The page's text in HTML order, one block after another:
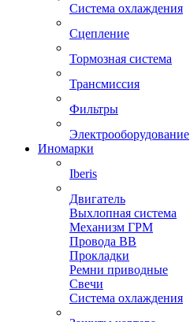
Система охлаждения
Сцепление
Тормозная система
Трансмиссия
Фильтры
Электрооборудование
Иномарки
Iberis
Двигатель
Выхлопная система
Механизм ГРМ
Провода ВВ
Прокладки
Ремни приводные
Свечи
Система охлаждения